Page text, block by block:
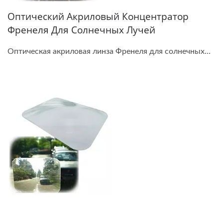
Оптический Акриловый Концентратор
Френеля Для Солнечных Лучей
Оптическая акриловая линза Френеля для солнечных...